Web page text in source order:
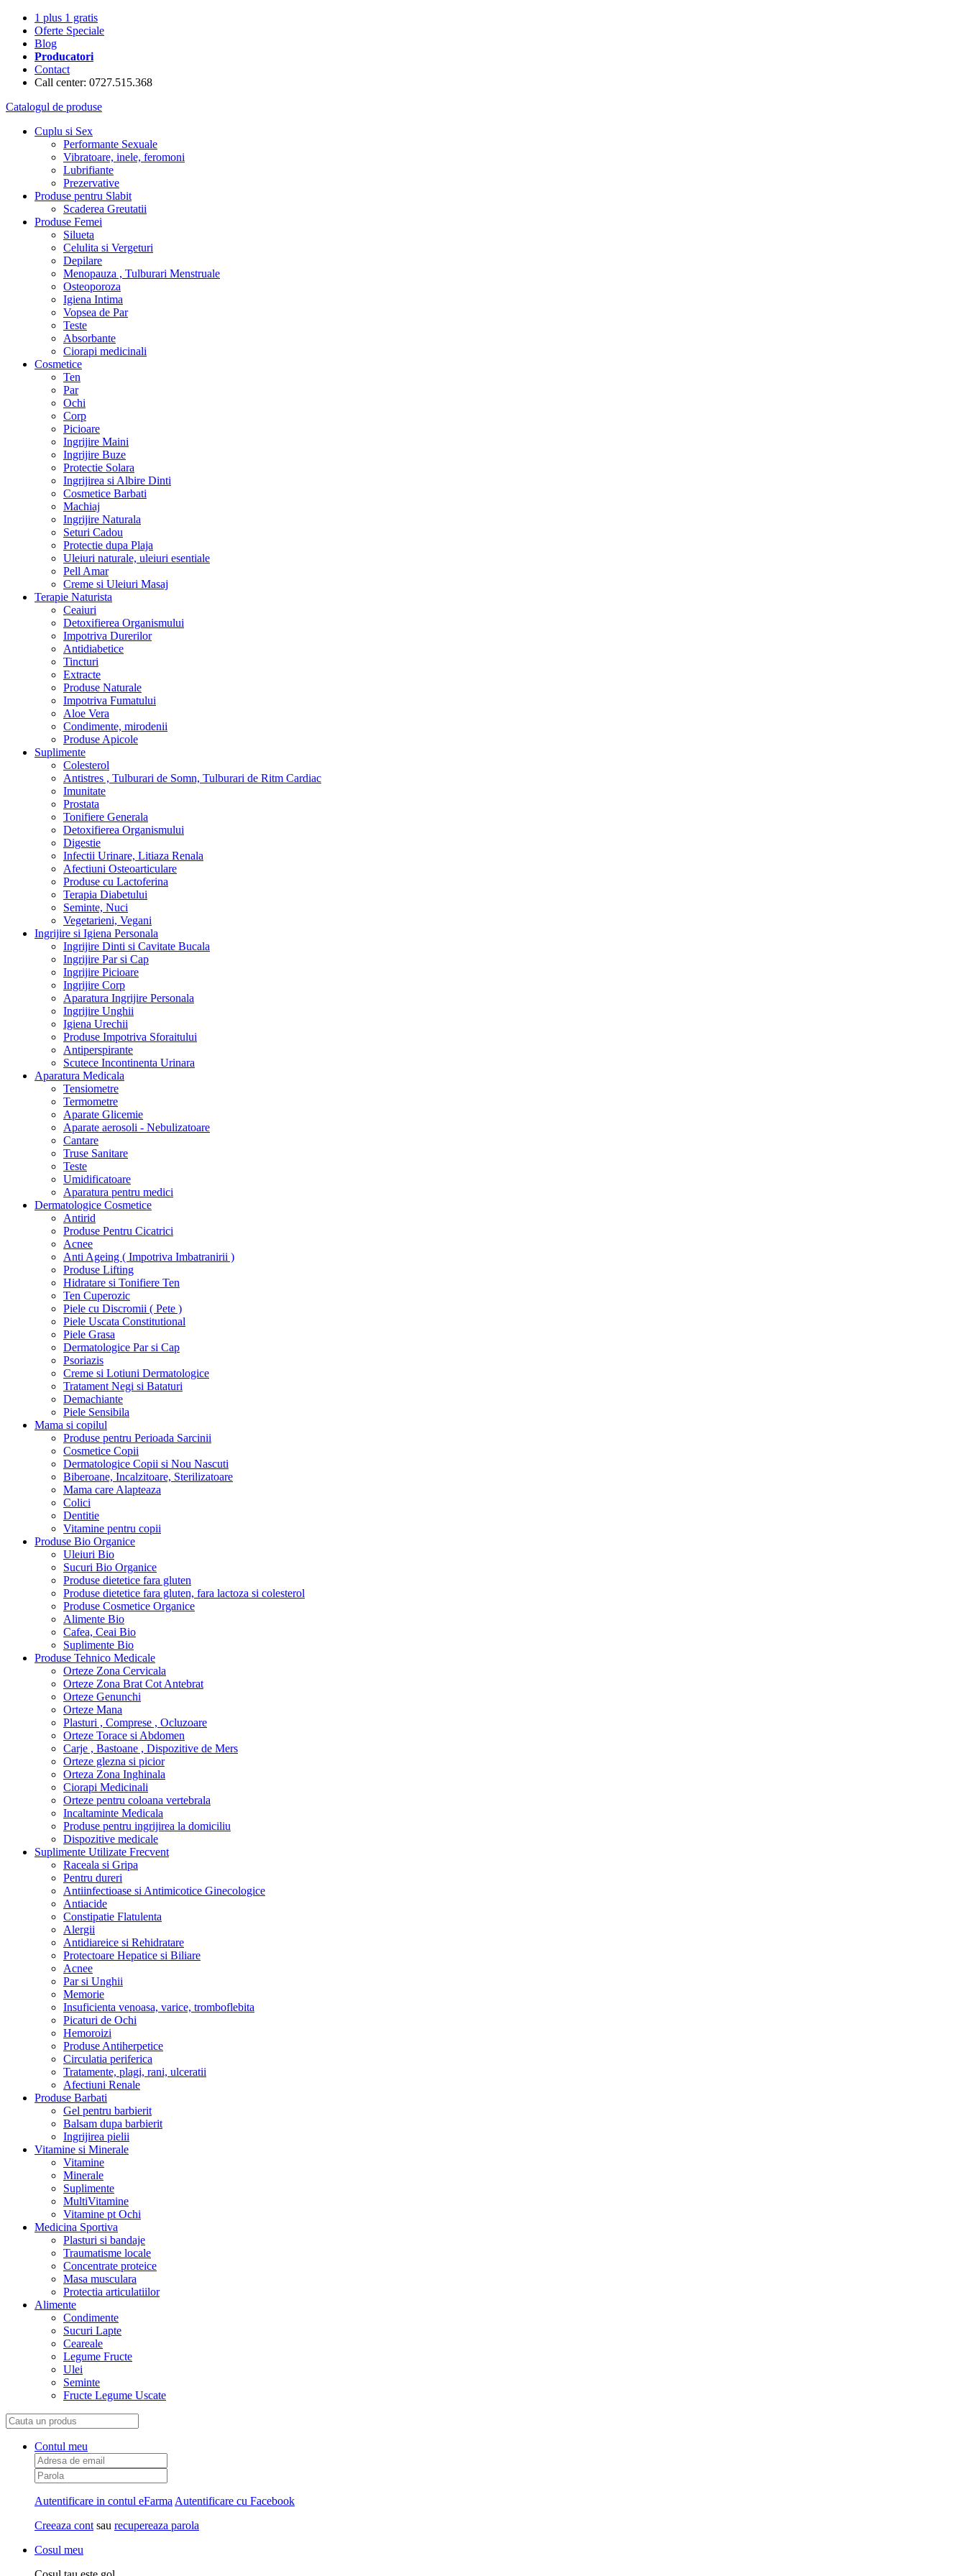
1 plus 1 gratis
Oferte Speciale
Blog
Producatori
Contact
Call center: 0727.515.368
Catalogul de produse
Cuplu si Sex
Performante Sexuale
Vibratoare, inele, feromoni
Lubrifiante
Prezervative
Produse pentru Slabit
Scaderea Greutatii
Produse Femei
Silueta
Celulita si Vergeturi
Depilare
Menopauza , Tulburari Menstruale
Osteoporoza
Igiena Intima
Vopsea de Par
Teste
Absorbante
Ciorapi medicinali
Cosmetice
Ten
Par
Ochi
Corp
Picioare
Ingrijire Maini
Ingrijire Buze
Protectie Solara
Ingrijirea si Albire Dinti
Cosmetice Barbati
Machiaj
Ingrijire Naturala
Seturi Cadou
Protectie dupa Plaja
Uleiuri naturale, uleiuri esentiale
Pell Amar
Creme si Uleiuri Masaj
Terapie Naturista
Ceaiuri
Detoxifierea Organismului
Impotriva Durerilor
Antidiabetice
Tincturi
Extracte
Produse Naturale
Impotriva Fumatului
Aloe Vera
Condimente, mirodenii
Produse Apicole
Suplimente
Colesterol
Antistres , Tulburari de Somn, Tulburari de Ritm Cardiac
Imunitate
Prostata
Tonifiere Generala
Detoxifierea Organismului
Digestie
Infectii Urinare, Litiaza Renala
Afectiuni Osteoarticulare
Produse cu Lactoferina
Terapia Diabetului
Seminte, Nuci
Vegetarieni, Vegani
Ingrijire si Igiena Personala
Ingrijire Dinti si Cavitate Bucala
Ingrijire Par si Cap
Ingrijire Picioare
Ingrijire Corp
Aparatura Ingrijire Personala
Ingrijire Unghii
Igiena Urechii
Produse Impotriva Sforaitului
Antiperspirante
Scutece Incontinenta Urinara
Aparatura Medicala
Tensiometre
Termometre
Aparate Glicemie
Aparate aerosoli - Nebulizatoare
Cantare
Truse Sanitare
Teste
Umidificatoare
Aparatura pentru medici
Dermatologice Cosmetice
Antirid
Produse Pentru Cicatrici
Acnee
Anti Ageing ( Impotriva Imbatranirii )
Produse Lifting
Hidratare si Tonifiere Ten
Ten Cuperozic
Piele cu Discromii ( Pete )
Piele Uscata Constitutional
Piele Grasa
Dermatologice Par si Cap
Psoriazis
Creme si Lotiuni Dermatologice
Tratament Negi si Bataturi
Demachiante
Piele Sensibila
Mama si copilul
Produse pentru Perioada Sarcinii
Cosmetice Copii
Dermatologice Copii si Nou Nascuti
Biberoane, Incalzitoare, Sterilizatoare
Mama care Alapteaza
Colici
Dentitie
Vitamine pentru copii
Produse Bio Organice
Uleiuri Bio
Sucuri Bio Organice
Produse dietetice fara gluten
Produse dietetice fara gluten, fara lactoza si colesterol
Produse Cosmetice Organice
Alimente Bio
Cafea, Ceai Bio
Suplimente Bio
Produse Tehnico Medicale
Orteze Zona Cervicala
Orteze Zona Brat Cot Antebrat
Orteze Genunchi
Orteze Mana
Plasturi , Comprese , Ocluzoare
Orteze Torace si Abdomen
Carje , Bastoane , Dispozitive de Mers
Orteze glezna si picior
Orteza Zona Inghinala
Ciorapi Medicinali
Orteze pentru coloana vertebrala
Incaltaminte Medicala
Produse pentru ingrijirea la domiciliu
Dispozitive medicale
Suplimente Utilizate Frecvent
Raceala si Gripa
Pentru dureri
Antiinfectioase si Antimicotice Ginecologice
Antiacide
Constipatie Flatulenta
Alergii
Antidiareice si Rehidratare
Protectoare Hepatice si Biliare
Acnee
Par si Unghii
Memorie
Insuficienta venoasa, varice, tromboflebita
Picaturi de Ochi
Hemoroizi
Produse Antiherpetice
Circulatia periferica
Tratamente, plagi, rani, ulceratii
Afectiuni Renale
Produse Barbati
Gel pentru barbierit
Balsam dupa barbierit
Ingrijirea pielii
Vitamine si Minerale
Vitamine
Minerale
Suplimente
MultiVitamine
Vitamine pt Ochi
Medicina Sportiva
Plasturi si bandaje
Traumatisme locale
Concentrate proteice
Masa musculara
Protectia articulatiilor
Alimente
Condimente
Sucuri Lapte
Ceareale
Legume Fructe
Ulei
Seminte
Fructe Legume Uscate
Contul meu
Autentificare in contul eFarma Autentificare cu Facebook
Creeaza cont sau recupereaza parola
Cosul meu